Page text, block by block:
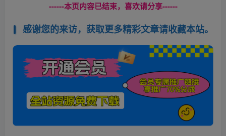
------本页内容已结束，喜欢请分享------
感谢您的来访，获取更多精彩文章请收藏本站。